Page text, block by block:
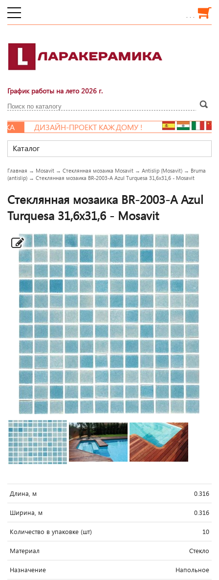
. . .
График работы на лето 2026 г.
ДИЗАЙН-ПРОЕКТ КАЖДОМУ !
Каталог
Главная → Mosavit → Стеклянная мозаика Mosavit → Antislip (Mosavit) → Bruma
(antislip) → Стеклянная мозаика BR-2003-A Azul Turquesa 31,6x31,6 - Mosavit
Стеклянная мозаика BR-2003-A Azul
Turquesa 31,6x31,6 - Mosavit
Длина, м 0.316
Ширина, м 0.316
Количество в упаковке (шт) 10
Материал Стекло
Назначение Напольное